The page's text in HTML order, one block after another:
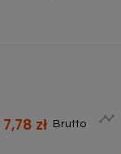
7,78 zł Brutto 